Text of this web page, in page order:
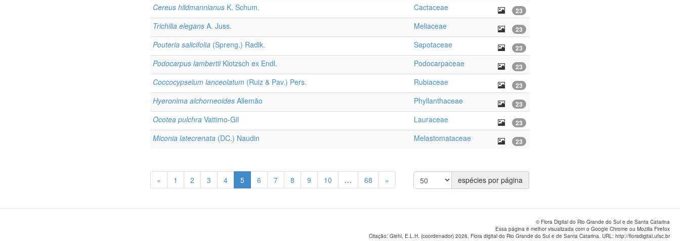
Cereus hildmannianus K. Schum. Cactaceae 23
Trichilia elegans A. Juss. Meliaceae 23
Pouteria salicifolia (Spreng.) Radlk. Sapotaceae 23
Podocarpus lambertiiKlotzsch ex Endl. Podocarpaceae 23
Coccocypselum lanceolatum (Ruiz & Pav.) Pers. Rubiaceae 23
Hyeronima alchorneoides Allemão Phyllanthaceae 23
Ocotea pulchra Vattimo-Gil Lauraceae 23
Miconia latecrenata (DC.) Naudin Melastomataceae 23
« 1 2 3 4 5 6 7 8 9 10 … 68 » espécies por página
© Flora Digital do Rio Grande do Sul e de Santa Catarina
Essa página é melhor visualizada com o Google Chrome ou Mozilla Firefox
Citação: Giehl, E.L.H. (coordenador) 2026. Flora digital do Rio Grande do Sul e de Santa Catarina. URL: http://floradigital.ufsc.br